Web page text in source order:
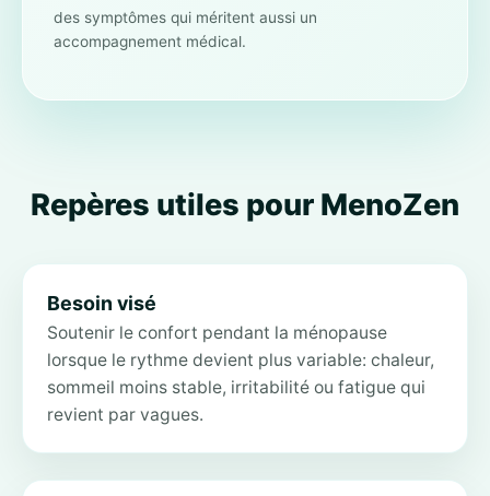
des symptômes qui méritent aussi un
accompagnement médical.
Repères utiles pour MenoZen
Besoin visé
Soutenir le confort pendant la ménopause
lorsque le rythme devient plus variable: chaleur,
sommeil moins stable, irritabilité ou fatigue qui
revient par vagues.